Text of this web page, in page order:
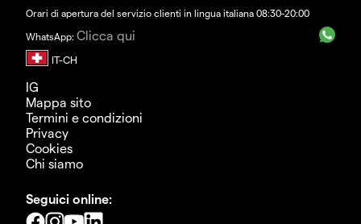
Orari di apertura del servizio clienti in lingua italiana 08:30-20:00
WhatsApp: Clicca qui
IG
Mappa sito
Termini e condizioni
Privacy
Cookies
Chi siamo
Seguici online: